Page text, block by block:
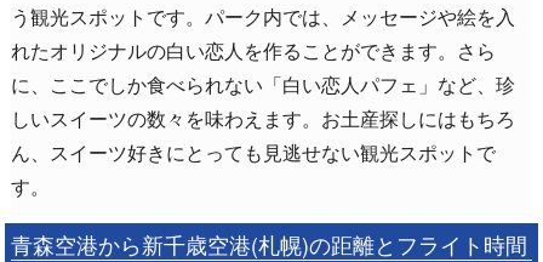
う観光スポットです。パーク内では、メッセージや絵を入
れたオリジナルの白い恋人を作ることができます。さら
に、ここでしか食べられない「白い恋人パフェ」など、珍
しいスイーツの数々を味わえます。お土産探しにはもちろ
ん、スイーツ好きにとっても見逃せない観光スポットで
す。
青森空港から新千歳空港(札幌)の距離とフライト時間